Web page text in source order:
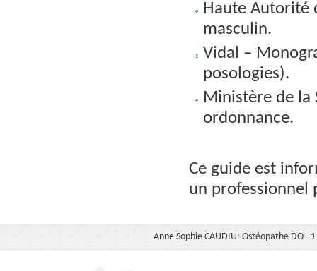
Haute Autorité
masculin.
Vidal –
posologies).
Ministère de la
ordonnance.
Ce guide est
un professionnel
Anne Sophie CAUDIU: Ostéopathe DO -